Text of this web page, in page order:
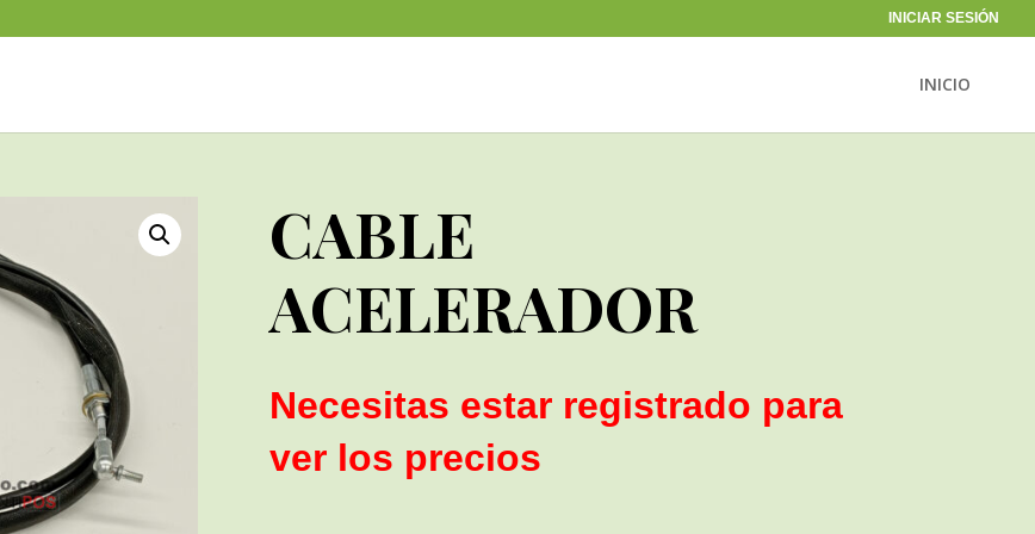
INICIAR SESIÓN
INICIO
CABLE
ACELERADOR
Necesitas estar registrado para
ver los precios